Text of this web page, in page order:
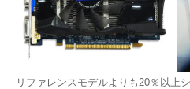
リファレンスモデルよりも20％以上